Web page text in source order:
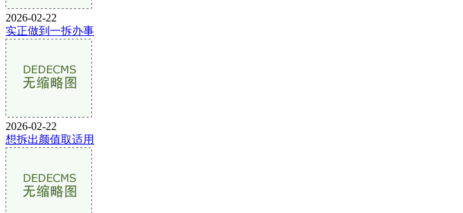
2026-02-22
实正做到一拆办事
2026-02-22
想拆出颜值取适用